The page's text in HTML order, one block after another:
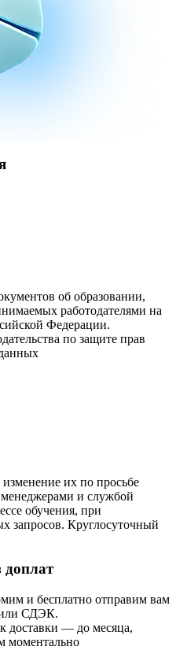
об образовании,
работодателями на
Федерации.
по защите прав
их по просьбе
и службой
обучения, при
запросов. Круглосуточный
доплат
и бесплатно отправим вам
или СДЭК.
доставки — до месяца,
моментально